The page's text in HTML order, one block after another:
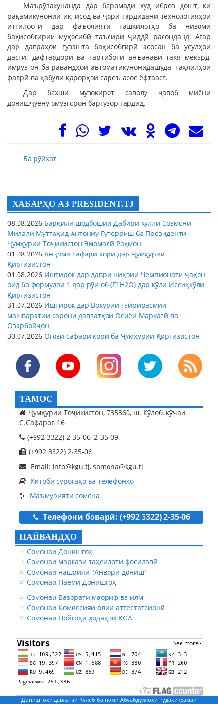
Маърӯзакунанда дар баромади худ иброз дошт, ки
рақамикунонии иқтисод ва ҷорӣ гардидани технологияҳои
иттилоотӣ дар фаъолияти ташкилотҳо ба низоми
баҳисобгирии муҳосибӣ таъсири ҷиддӣ расонданд. Агар
дар давраҳои гузашта баҳисобгирӣ асосан ба усулҳои
дастӣ, дафтардорӣ ва тартиботи анъанавӣ такя мекард,
имрӯз он ба равандҳои автоматикунонидашуда, таҳлилҳои
фаврӣ ва қабули қарорҳои сареъ асос ёфтааст.
Дар бахши музокирот саволу ҷавоб миёни
донишҷӯёну омӯзгорон баргузор гардид.
Ба рӯйхат
ХАБАРҲО АЗ PRESIDENT.TJ
08.08.2026 Барқияи шодбошии Дабири кулли Созмони
Милали Муттаҳид Антониу Гутерриш ба Президенти
Ҷумҳурии Тоҷикистон Эмомалӣ Раҳмон
01.08.2026 Анҷоми сафари корӣ дар Ҷумҳурии
Қирғизистон
01.08.2026 Иштирок дар даври ниҳоии Чемпионати ҷаҳон
оид ба формулаи 1 дар рӯи об (F1H2O) дар кӯли Иссиқкӯли
Қирғизистон
31.07.2026 Иштирок дар Вохӯрии ғайрирасмии
машваратии сарони давлатҳои Осиёи Марказӣ ва
Озарбойҷон
30.07.2026 Оғози сафари корӣ ба Ҷумҳурии Қирғизистон
ТАМОС
Ҷумҳурии Тоҷикистон, 735360, ш. Кӯлоб, кӯчаи
С.Сафаров 16
(+992 3322) 2-35-06, 2-35-09
(+992 3322) 2-35-06
Email: info@kgu.tj, somona@kgu.tj
Китоби суроғаҳо ва телефонҳо
Маъмурияти сомона
Телефони боварӣ: (+992 3322) 2-35-06
ПАЙВАНДҲО
Сомонаи Донишгоҳ
Сомонаи маркази таҳсилоти фосилавӣ
Сомонаи нашрияи "Анвори дониш"
Сомонаи Паёми Донишгоҳ
Сомонаи Вазорати маориф ва илм
Сомонаи Комиссияи олии аттестатсионӣ
Сомонаи Пойгоҳи додаҳои КОА
Донишгоҳи давлатии Кӯлоб ба номи Абуабдуллоҳи Рудакӣ (ҳамаи